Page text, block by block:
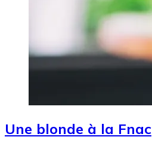
Une blonde à la Fnac